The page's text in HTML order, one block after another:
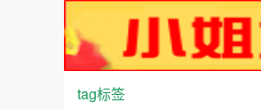
tag标签